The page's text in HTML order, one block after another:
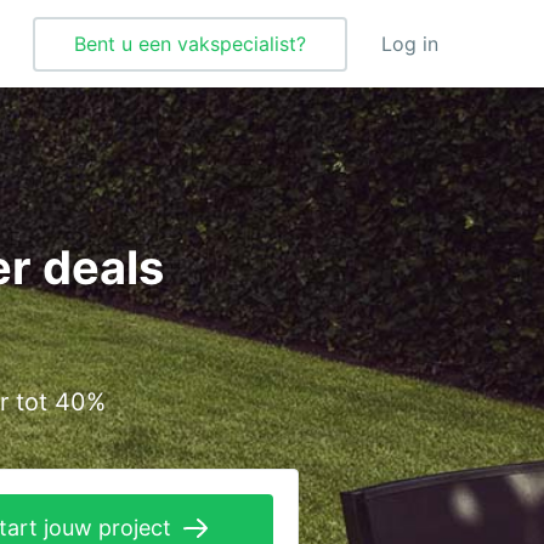
Bent u een vakspecialist? Log in
Tegelzetter
Vloeren
Vochtbestrijding
Warmtepomp
Zonnepanelen
Zonwering
deals
tot 40%
jouw project